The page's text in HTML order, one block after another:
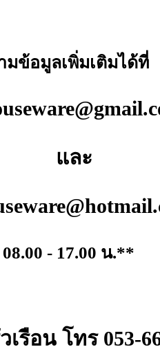
มข้อมูลเพิ่มเติมได้ที่
และ
- 17.00 น.**
เรือน โทร 053-